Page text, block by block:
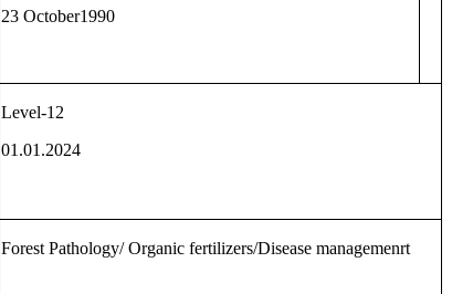
23 October1990
Level-12
01.01.2024
Forest Pathology/ Organic fertilizers/Disease managemenrt